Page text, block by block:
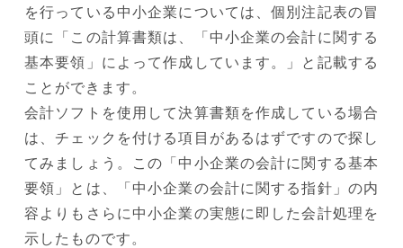
を行っている中小企業については、個別注記表の冒
頭に「この計算書類は、「中小企業の会計に関する
基本要領」によって作成しています。」と記載する
ことができます。
会計ソフトを使用して決算書類を作成している場合
は、チェックを付ける項目があるはずですので探し
てみましょう。この「中小企業の会計に関する基本
要領」とは、「中小企業の会計に関する指針」の内
容よりもさらに中小企業の実態に即した会計処理を
示したものです。